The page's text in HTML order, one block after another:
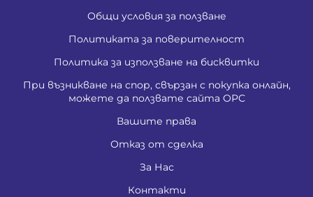
Общи условия за ползване
Политиката за поверителност
Политика за използване на бисквитки
При възникване на спор, свързан с покупка онлайн,
можете да ползвате сайта ОРС
Вашите права
Отказ от сделка
За Нас
Контакти